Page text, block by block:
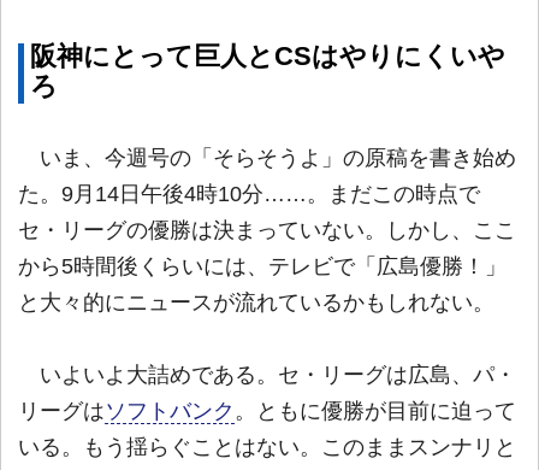
阪神にとって巨人とCSはやりにくいや
ろ
いま、今週号の「そらそうよ」の原稿を書き始め
た。9月14日午後4時10分……。まだこの時点で
セ・リーグの優勝は決まっていない。しかし、ここ
から5時間後くらいには、テレビで「広島優勝！」
と大々的にニュースが流れているかもしれない。
いよいよ大詰めである。セ・リーグは広島、パ・
リーグはソフトバンク 。ともに優勝が目前に迫って
いる。もう揺らぐことはない。このままスンナリと